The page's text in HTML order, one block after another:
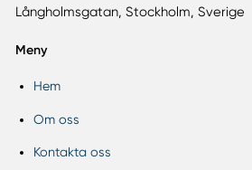
Långholmsgatan, Stockholm, Sverige
Meny
Hem
Om oss
Kontakta oss